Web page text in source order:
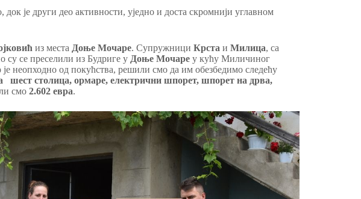
је други део активности, уједно и доста скромнији углавном
из места Доње Мочаре. Супружници Крста и Милица, са
су се преселили из Будриге у Доње Мочаре у кућу Миличиног
неопходно од покућства, решили смо да им обезбедимо следећу
шест столица, ормаре, електрични шпорет, шпорет на дрва,
смо 2.602 евра.